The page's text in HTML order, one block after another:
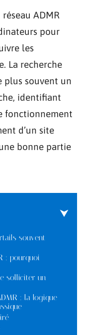
ADMR
pour
les
La recherche
plus souvent un
identifiant
fonctionnement
d’un site
bonne partie
souvent
: pourquoi
solliciter un
: la logique